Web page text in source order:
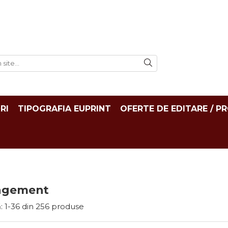
TIPOGRAFIA EUPRINT OFERTE DE EDITARE /
1-36 din 256 produse